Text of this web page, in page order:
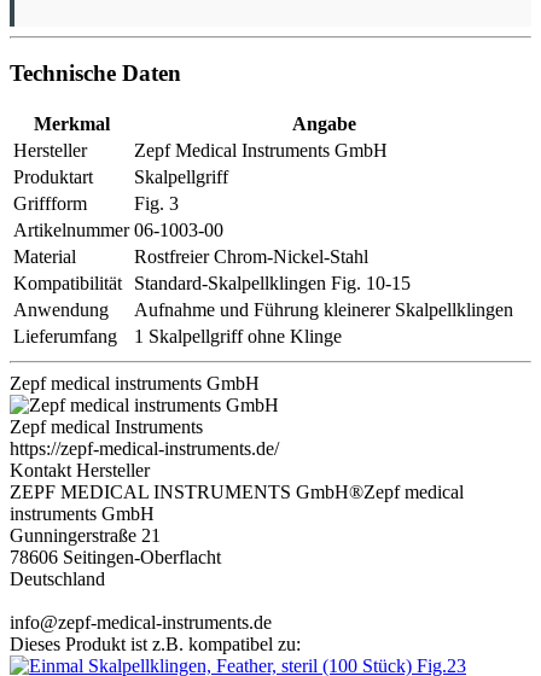
Technische Daten
Merkmal
Angabe
Hersteller
Zepf Medical Instruments GmbH
Produktart
Skalpellgriff
Griffform
Fig. 3
Artikelnummer 06-1003-00
Material
Rostfreier Chrom-Nickel-Stahl
Kompatibilität
Standard-Skalpellklingen Fig. 10-15
Anwendung
Aufnahme und Führung kleinerer Skalpellklingen
Lieferumfang
1 Skalpellgriff ohne Klinge
Zepf medical instruments GmbH
Zepf medical Instruments
https://zepf-medical-instruments.de/
Kontakt Hersteller
ZEPF MEDICAL INSTRUMENTS GmbH®Zepf medical
instruments GmbH
Gunningerstraße 21
78606 Seitingen-Oberflacht
Deutschland
info@zepf-medical-instruments.de
Dieses Produkt ist z.B. kompatibel zu: